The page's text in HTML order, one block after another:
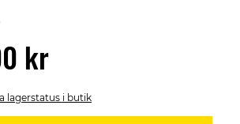
kr
lagerstatus i butik